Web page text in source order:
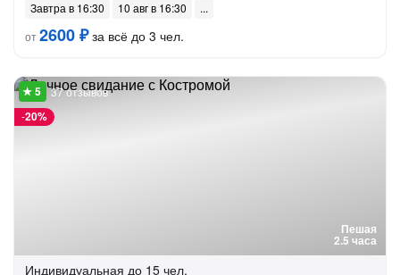
Завтра в 16:30
10 авг в 16:30
от2600 ₽за всё до 3 чел.
Пешая
2.5 часа
-20%
37 отзывов
Индивидуальная до 15 чел.